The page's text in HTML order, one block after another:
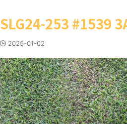
SLG24-253 #1539
2025-01-02